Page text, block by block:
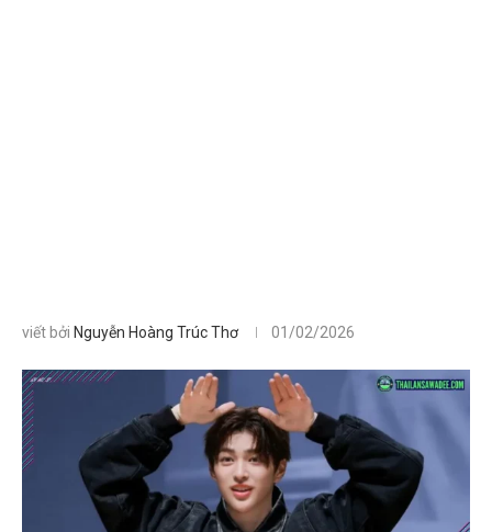
viết bởi Nguyễn Hoàng Trúc Thơ 01/02/2026